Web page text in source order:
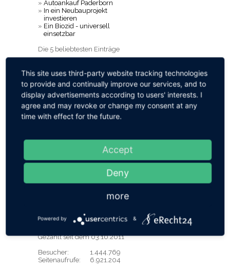
» Autoankauf Paderborn
» In ein Neubauprojekt
investieren
» Ein Biozid - universell
einsetzbar
Die 5 beliebtesten Einträge
Rügen in Sellin o
» Hotel Pension Tirolerherz,
Pillerseetal
» deinSchrankde
Kopf
» Karins Ferienoase
TOP-5 Liste Bewertungen
» Büro-Organisationsservice
» Usedom Wellness im HzP
Gezählt seit dem 03.10.2011
Besucher:
Seitenaufrufe:
1.444.769
6.921.204
This site uses third-party website tracking technologies
to provide and continually improve our services, and to
display advertisements according to users' interests. I
agree and may revoke or change my consent at any
time with effect for the future.
Accept
Deny
more
Powered by &